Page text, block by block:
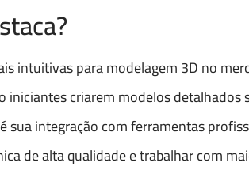
intuitivas para modelagem 3D no
criarem modelos detalhados
sua integração com ferramentas
de alta qualidade e trabalhar com